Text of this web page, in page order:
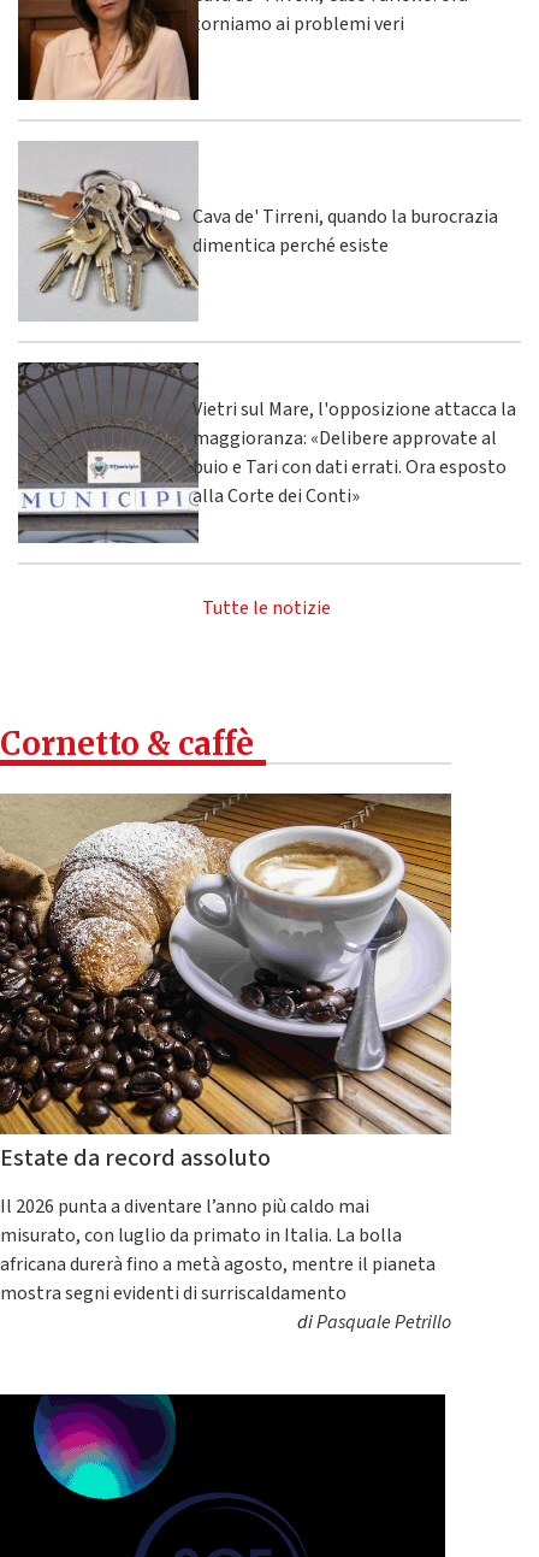
torniamo ai problemi veri
Cava de' Tirreni, quando la burocrazia
dimentica perché esiste
Vietri sul Mare, l'opposizione attacca la
maggioranza: «Delibere approvate al
buio e Tari con dati errati. Ora esposto
alla Corte dei Conti»
Tutte le notizie
Cornetto & caffè
Estate da record assoluto
Il 2026 punta a diventare l’anno più caldo mai
misurato, con luglio da primato in Italia. La bolla
africana durerà fino a metà agosto, mentre il pianeta
mostra segni evidenti di surriscaldamento
diPasquale Petrillo